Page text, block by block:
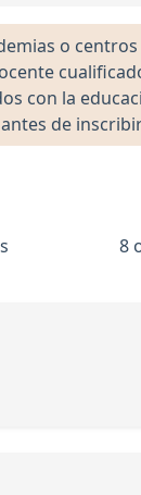
o
con la
de
8